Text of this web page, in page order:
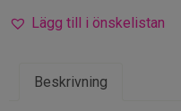
Lägg till i önskelistan
Beskrivning